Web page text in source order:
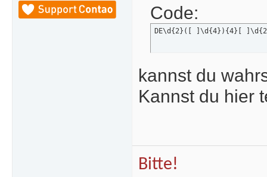
Code:
DE\d{2}([ ]\d{4}){4}[
kannst du
Kannst du hier
Bitte!